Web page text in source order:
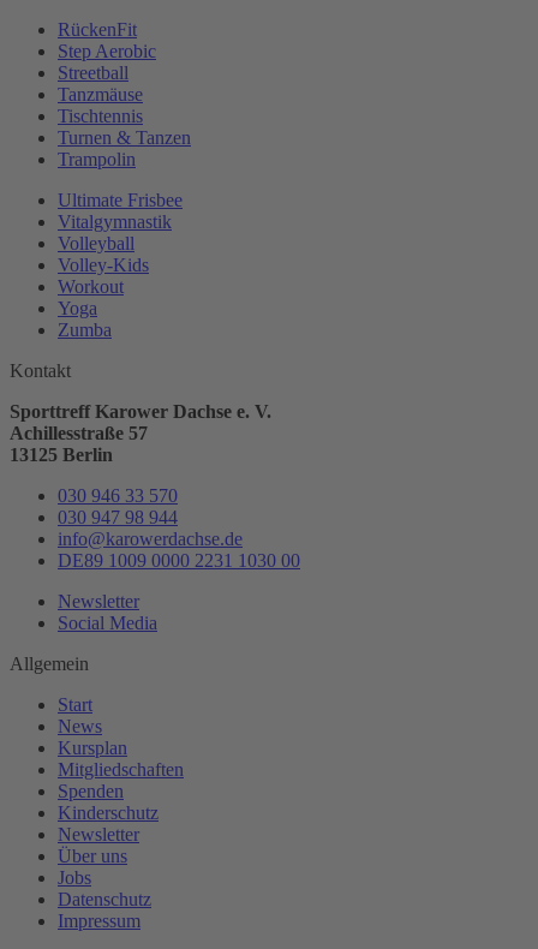
RückenFit
Step Aerobic
Streetball
Tanzmäuse
Tischtennis
Turnen & Tanzen
Trampolin
Ultimate Frisbee
Vitalgymnastik
Volleyball
Volley-Kids
Workout
Yoga
Zumba
Kontakt
Sporttreff Karower Dachse e. V.
Achillesstraße 57
13125 Berlin
030 946 33 570
030 947 98 944
info@karowerdachse.de
DE89 1009 0000 2231 1030 00
Newsletter
Social Media
Allgemein
Start
News
Kursplan
Mitgliedschaften
Spenden
Kinderschutz
Newsletter
Über uns
Jobs
Datenschutz
Impressum